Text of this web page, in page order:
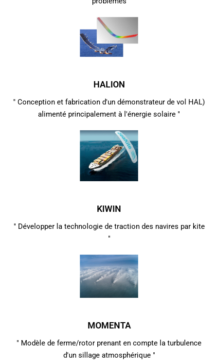
HALION
" Conception et fabrication d'un démonstrateur de vol HAL)
alimenté principalement à l'énergie solaire "
KIWIN
" Développer la technologie de traction des navires par kite
"
MOMENTA
" Modèle de ferme/rotor prenant en compte la turbulence
d'un sillage atmosphérique "